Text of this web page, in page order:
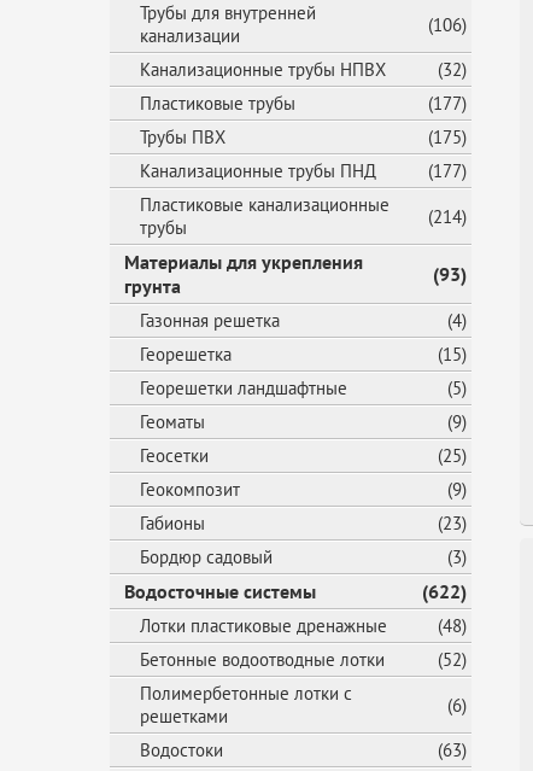
Трубы для внутренней
канализации
(106)
Канализационные трубы НПВХ
(32)
Пластиковые трубы
(177)
Трубы ПВХ
(175)
Канализационные трубы ПНД
(177)
Пластиковые канализационные
трубы
(214)
Материалы для укрепления
грунта
(93)
Газонная решетка
(4)
Георешетка
(15)
Георешетки ландшафтные
(5)
Геоматы
(9)
Геосетки
(25)
Геокомпозит
(9)
Габионы
(23)
Бордюр садовый
(3)
Водосточные системы (622)
Лотки пластиковые дренажные
(48)
Бетонные водоотводные лотки
(52)
Полимербетонные лотки с
решетками
(6)
Водостоки
(63)